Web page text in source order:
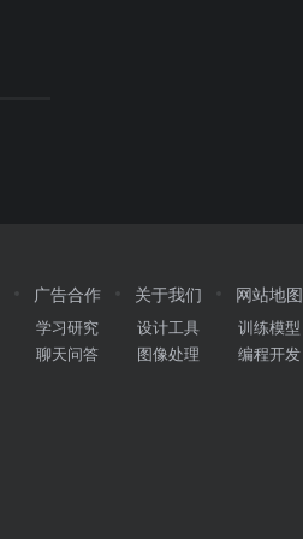
广告合作
学习研究
聊天问答
关于我们
设计工具
图像处理
网站地图
训练模型
编程开发